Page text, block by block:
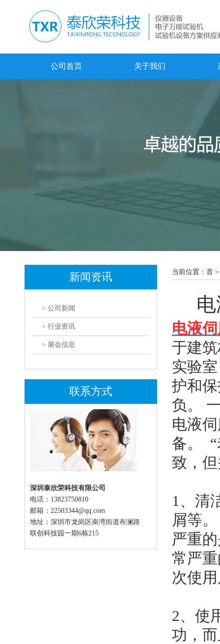
公司首页 关于我们
新闻资讯
> 公司新闻
> 行业资讯
> 展会信息
联系方式
深圳泰欣荣科技有限公司
电话：13823750810
邮箱：22503344@qq.com
地址：深圳市龙岗区南湾街道布澜路
联创科技园一期6栋215
当前位置：首
电液
于建
实验
护和
负。
电液
备。 “
致，
1、清
屑等
严重
常严
次使
2、使
功，